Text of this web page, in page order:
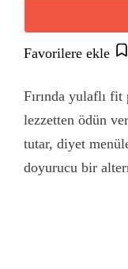
Favorilere ekle
Fırında yulaflı
lezzetten ödün
tutar, diyet
doyurucu bir